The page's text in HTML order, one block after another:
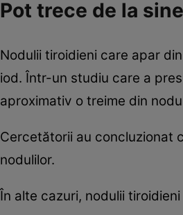
Pot trece de la
Nodulii tiroidieni care apar
iod. Într-un studiu care a
aproximativ o treime din
Cercetătorii au concluzionat
nodulilor.
În alte cazuri, nodulii